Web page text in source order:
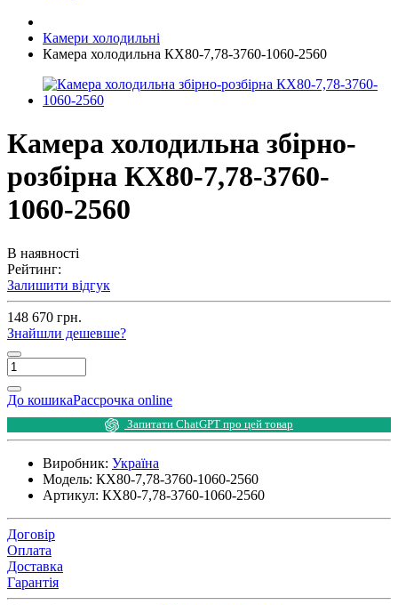
Камери холодильні
Камера холодильна КХ80-7,78-3760-1060-2560
Камера холодильна збірно-
розбірна КХ80-7,78-3760-
1060-2560
В наявності
Рейтинг:
Залишити відгук
148 670 грн.
Знайшли дешевше?
До кошикаРассрочка online
Запитати ChatGPT про цей товар
Виробник: Україна
Модель: КХ80-7,78-3760-1060-2560
Артикул: КХ80-7,78-3760-1060-2560
Договір
Оплата
Доставка
Гарантія